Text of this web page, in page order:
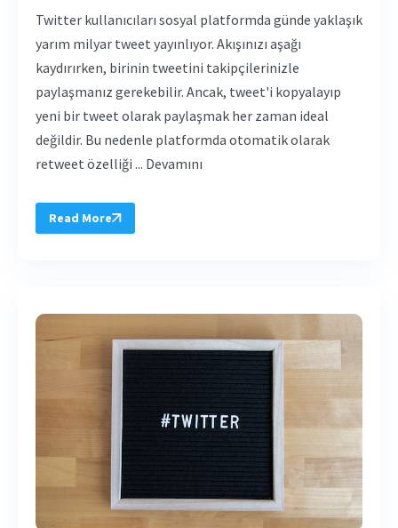
Twitter kullanıcıları sosyal platformda günde yaklaşık
yarım milyar tweet yayınlıyor. Akışınızı aşağı
kaydırırken, birinin tweetini takipçilerinizle
paylaşmanız gerekebilir. Ancak, tweet'i kopyalayıp
yeni bir tweet olarak paylaşmak her zaman ideal
değildir. Bu nedenle platformda otomatik olarak
retweet özelliği ... Devamını
Read More